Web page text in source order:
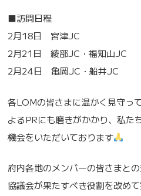
■訪問日程
2月18日 宮津JC
2月21日 綾部JC・福知山JC
2月24日 亀岡JC・船井JC
各LOMの皆さまに温かく見守っ
よるPRにも磨きがかかり、私た
機会をいただいております
府内各地のメンバーの皆さまと
協議会が果たすべき役割を改め